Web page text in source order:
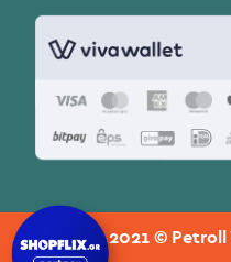
2021 © Petroll